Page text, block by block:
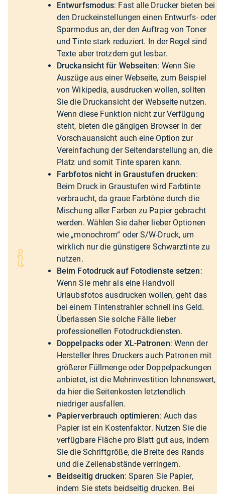
Entwurfsmodus: Fast alle Drucker bieten bei
den Druckeinstellungen einen Entwurfs- oder
Sparmodus an, der den Auftrag von Toner
und Tinte stark reduziert. In der Regel sind
Texte aber trotzdem gut lesbar.
Druckansicht für Webseiten: Wenn Sie
Auszüge aus einer Webseite, zum Beispiel
von Wikipedia, ausdrucken wollen, sollten
Sie die Druckansicht der Webseite nutzen.
Wenn diese Funktion nicht zur Verfügung
steht, bieten die gängigen Browser in der
Vorschauansicht auch eine Option zur
Vereinfachung der Seitendarstellung an, die
Platz und somit Tinte sparen kann.
Farbfotos nicht in Graustufen drucken:
Beim Druck in Graustufen wird Farbtinte
verbraucht, da graue Farbtöne durch die
Mischung aller Farben zu Papier gebracht
werden. Wählen Sie daher lieber Optionen
wie „monochrom“ oder S/W-Druck, um
wirklich nur die günstigere Schwarztinte zu
nutzen.
Beim Fotodruck auf Fotodienste setzen:
Wenn Sie mehr als eine Handvoll
Urlaubsfotos ausdrucken wollen, geht das
bei einem Tintenstrahler schnell ins Geld.
Überlassen Sie solche Fälle lieber
professionellen Fotodruckdiensten.
Doppelpacks oder XL-Patronen: Wenn der
Hersteller Ihres Druckers auch Patronen mit
größerer Füllmenge oder Doppelpackungen
anbietet, ist die Mehrinvestition lohnenswert,
da hier die Seitenkosten letztendlich
niedriger ausfallen.
Papierverbrauch optimieren: Auch das
Papier ist ein Kostenfaktor. Nutzen Sie die
verfügbare Fläche pro Blatt gut aus, indem
Sie die Schriftgröße, die Breite des Rands
und die Zeilenabstände verringern.
Beidseitig drucken: Sparen Sie Papier,
indem Sie stets beidseitig drucken. Bei